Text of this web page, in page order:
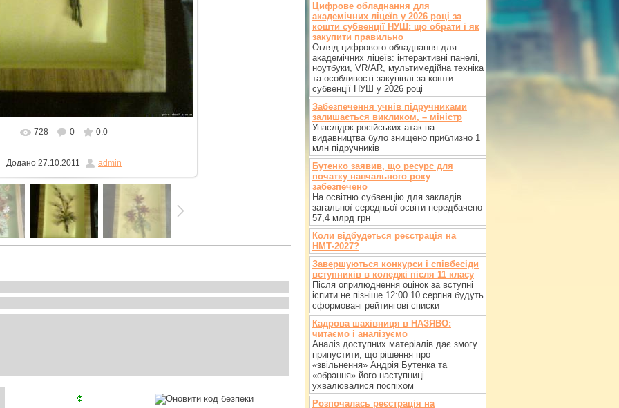
реальному розмірі 1200x1600
728 0 0.0
Додано 27.10.2011 admin
Цифрове обладнання для
академічних ліцеїв у 2026 році за
кошти субвенції НУШ: що обрати і як
закупити правильно
Огляд цифрового обладнання для
академічних ліцеїв: інтерактивні панелі,
ноутбуки, VR/AR, мультимедійна техніка
та особливості закупівлі за кошти
субвенції НУШ у 2026 році
Забезпечення учнів підручниками
залишається викликом, – міністр
Унаслідок російських атак на
видавництва було знищено приблизно 1
млн підручників
Бутенко заявив, що ресурс для
початку навчального року
забезпечено
На освітню субвенцію для закладів
загальної середньої освіти передбачено
57,4 млрд грн
Коли відбудеться реєстрація на
НМТ-2027?
Завершуються конкурси і співбесіди
вступників в коледжі після 11 класу
Після оприлюднення оцінок за вступні
іспити не пізніше 12:00 10 серпня будуть
сформовані рейтингові списки
Кадрова шахівниця в НАЗЯВО:
читаємо і аналізуємо
Аналіз доступних матеріалів дає змогу
припустити, що рішення про
«звільнення» Андрія Бутенка та
«обрання» його наступниці
ухвалювалися поспіхом
Розпочалась реєстрація на